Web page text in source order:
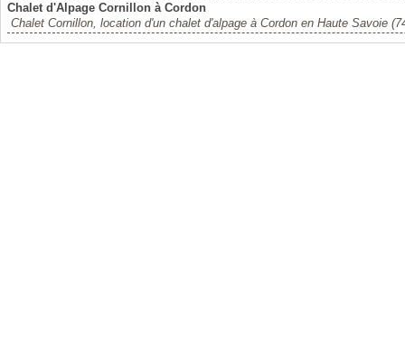
Chalet d'Alpage Cornillon à Cordon
Chalet Cornillon, location d'un chalet d'alpage à Cordon en Haute Savoie